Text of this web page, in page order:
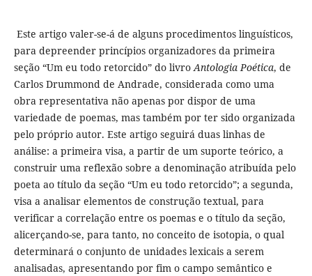
Este artigo valer-se-á de alguns procedimentos linguísticos,
para depreender princípios organizadores da primeira
seção “Um eu todo retorcido” do livroAntologia Poética, de
Carlos Drummond de Andrade, considerada como uma
obra representativa não apenas por dispor de uma
variedade de poemas, mas também por ter sido organizada
pelo próprio autor. Este artigo seguirá duas linhas de
análise: a primeira visa, a partir de um suporte teórico, a
construir uma reflexão sobre a denominação atribuída pelo
poeta ao título da seção “Um eu todo retorcido”; a segunda,
visa a analisar elementos de construção textual, para
verificar a correlação entre os poemas e o título da seção,
alicerçando-se, para tanto, no conceito de isotopia, o qual
determinará o conjunto de unidades lexicais a serem
analisadas, apresentando por fim o campo semântico e